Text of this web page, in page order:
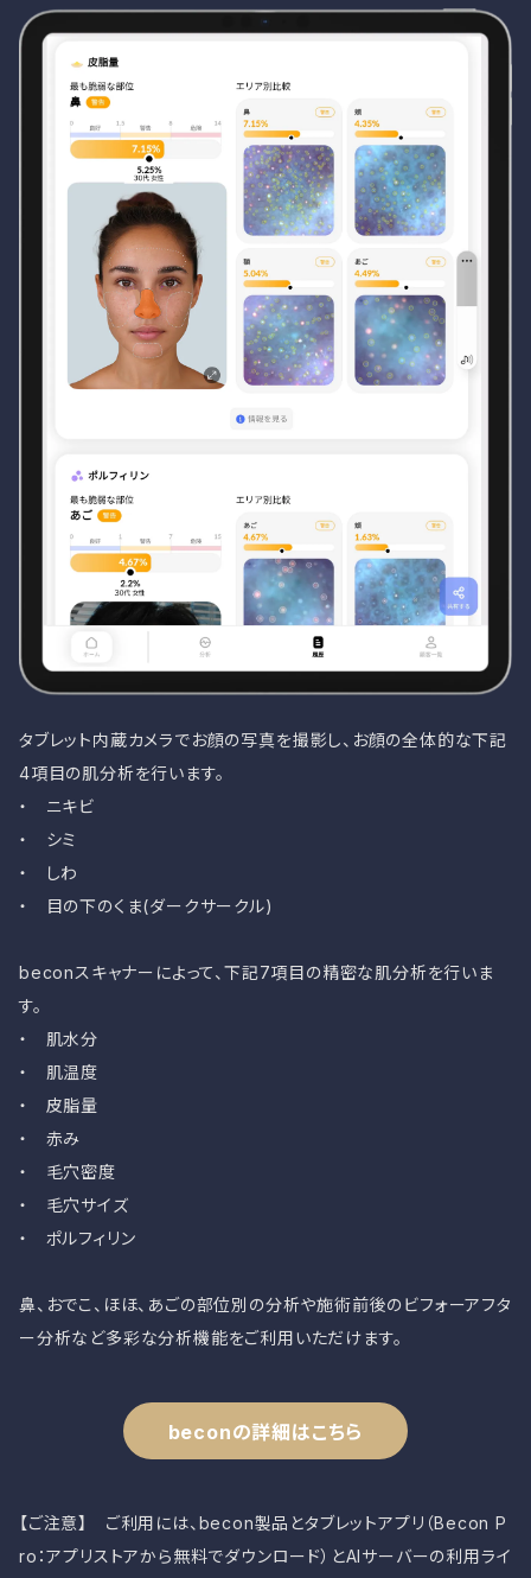
タブレット内蔵カメラでお顔の写真を撮影し、お顔の全体的な下記
4項目の肌分析を行います。
・ ニキビ
・ シミ
・ しわ
・ 目の下のくま(ダークサークル)
beconスキャナーによって、下記7項目の精密な肌分析を行いま
す。
・ 肌水分
・ 肌温度
・ 皮脂量
・ 赤み
・ 毛穴密度
・ 毛穴サイズ
・ ポルフィリン
鼻、おでこ、ほほ、あごの部位別の分析や施術前後のビフォーアフタ
ー分析など多彩な分析機能をご利用いただけます。
beconの詳細はこちら
【ご注意】 ご利用には、becon製品とタブレットアプリ（Becon P
ro：アプリストアから無料でダウンロード）とAIサーバーの利用ライ